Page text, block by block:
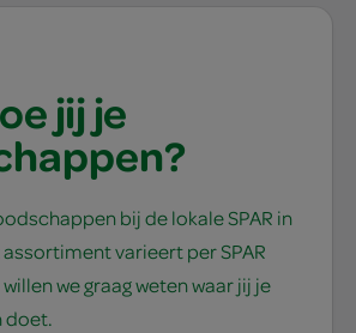
jij je
bij de lokale SPAR in
varieert per SPAR
we graag weten waar jij je
doet.